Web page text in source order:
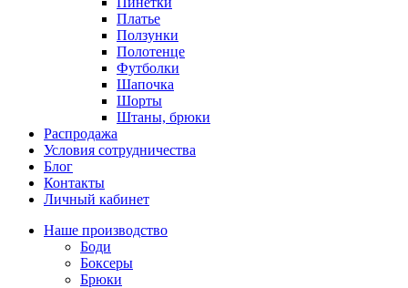
Платье
Ползунки
Полотенце
Футболки
Шапочка
Шорты
Штаны, брюки
Распродажа
Условия сотрудничества
Блог
Контакты
Личный кабинет
Наше производство
Боди
Боксеры
Брюки